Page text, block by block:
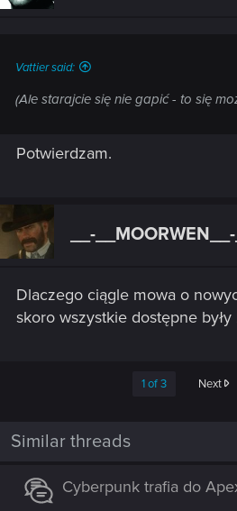
Vattier said:
(Ale starajcie się nie gapić - to się
Potwierdzam.
__-__MOORWEN__-
Dlaczego ciągle mowa o
skoro wszystkie dostępne
1 of 3 Next
Similar threads
Cyberpunk trafia do